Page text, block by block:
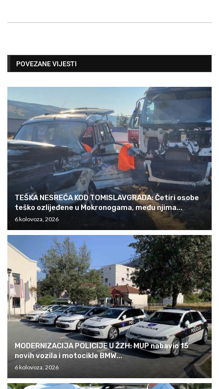
POVEZANE VIJESTI
TEŠKA NESREĆA KOD TOMISLAVGRADA: Četiri osobe
teško ozlijeđene u Mokronogama, među njima...
6 kolovoza, 2026
MODERNIZACIJA POLICIJE U ŽZH: MUP nabavio 15
novih vozila i motocikle BMW...
6 kolovoza, 2026